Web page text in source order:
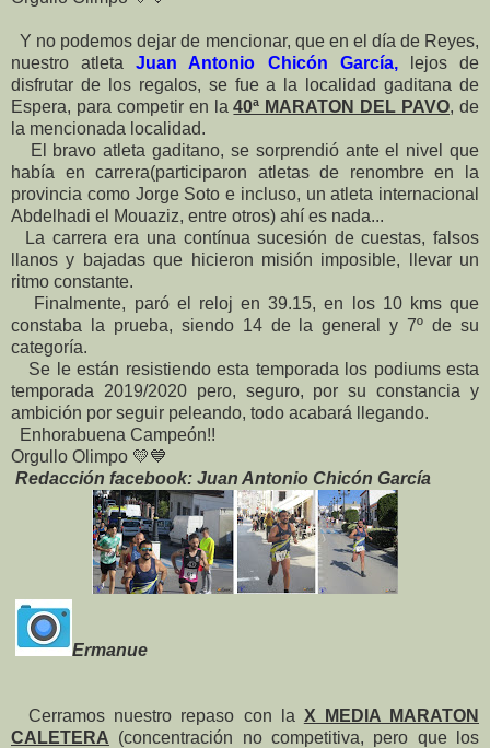
Y no podemos dejar de mencionar, que en el día de Reyes,
nuestro atletaJuan Antonio Chicón García,lejos de
disfrutar de los regalos, se fue a la localidad gaditana de
Espera, para competir en la40ª MARATON DEL PAVO, de
la mencionada localidad.
El bravo atleta gaditano, se sorprendió ante el nivel que
había en carrera(participaron atletas de renombre en la
provincia como Jorge Soto e incluso, un atleta internacional
Abdelhadi el Mouaziz, entre otros) ahí es nada...
La carrera era una contínua sucesión de cuestas, falsos
llanos y bajadas que hicieron misión imposible, llevar un
ritmo constante.
Finalmente, paró el reloj en 39.15, en los 10 kms que
constaba la prueba, siendo 14 de la general y 7º de su
categoría.
Se le están resistiendo esta temporada los podiums esta
temporada 2019/2020 pero, seguro, por su constancia y
ambición por seguir peleando, todo acabará llegando.
Enhorabuena Campeón!!
Orgullo Olimpo 💛💙
Redacción facebook: Juan Antonio Chicón García
Ermanue
Cerramos nuestro repaso con la X MEDIA MARATON
CALETERA (concentración no competitiva, pero que los